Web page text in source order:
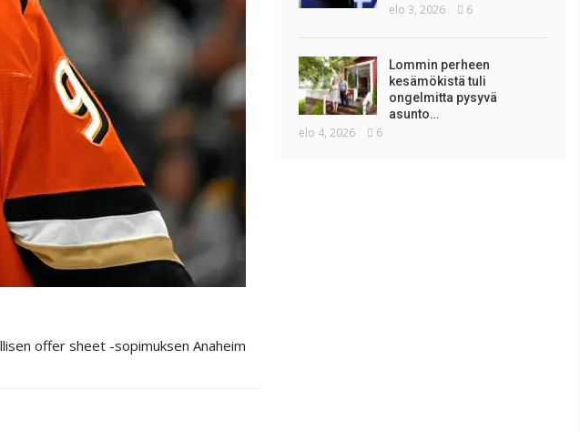
offer sheet -sopimuksen Anaheim
elo 3, 2026 6
Lommin perheen
kesämökistä tuli
ongelmitta pysyvä
asunto…
elo 4, 2026 6